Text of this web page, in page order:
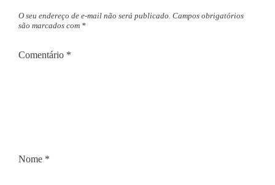
O seu endereço de e-mail não será publicado. Campos obrigatórios
são marcados com *
Comentário *
Nome *